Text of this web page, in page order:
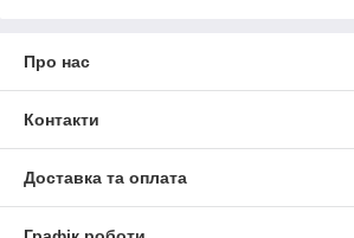
Про нас
Контакти
Доставка та оплата